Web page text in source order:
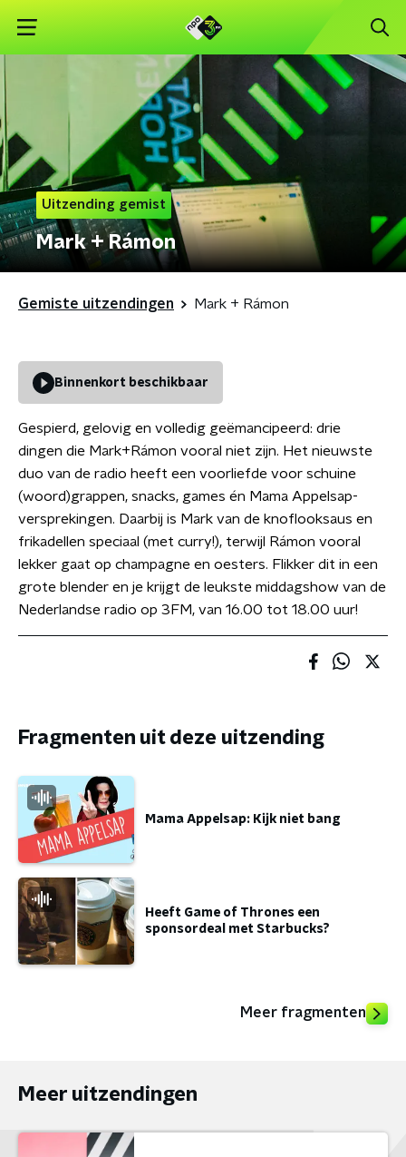
Uitzending gemist
Mark + Rámon
Gemiste uitzendingen Mark + Rámon
Binnenkort beschikbaar
Gespierd, gelovig en volledig geëmancipeerd: drie
dingen die Mark+Rámon vooral niet zijn. Het nieuwste
duo van de radio heeft een voorliefde voor schuine
(woord)grappen, snacks, games én Mama Appelsap-
versprekingen. Daarbij is Mark van de knoflooksaus en
frikadellen speciaal (met curry!), terwijl Rámon vooral
lekker gaat op champagne en oesters. Flikker dit in een
grote blender en je krijgt de leukste middagshow van de
Nederlandse radio op 3FM, van 16.00 tot 18.00 uur!
Fragmenten uit deze uitzending
Mama Appelsap: Kijk niet bang
Heeft Game of Thrones een
sponsordeal met Starbucks?
Meer fragmenten
Meer uitzendingen